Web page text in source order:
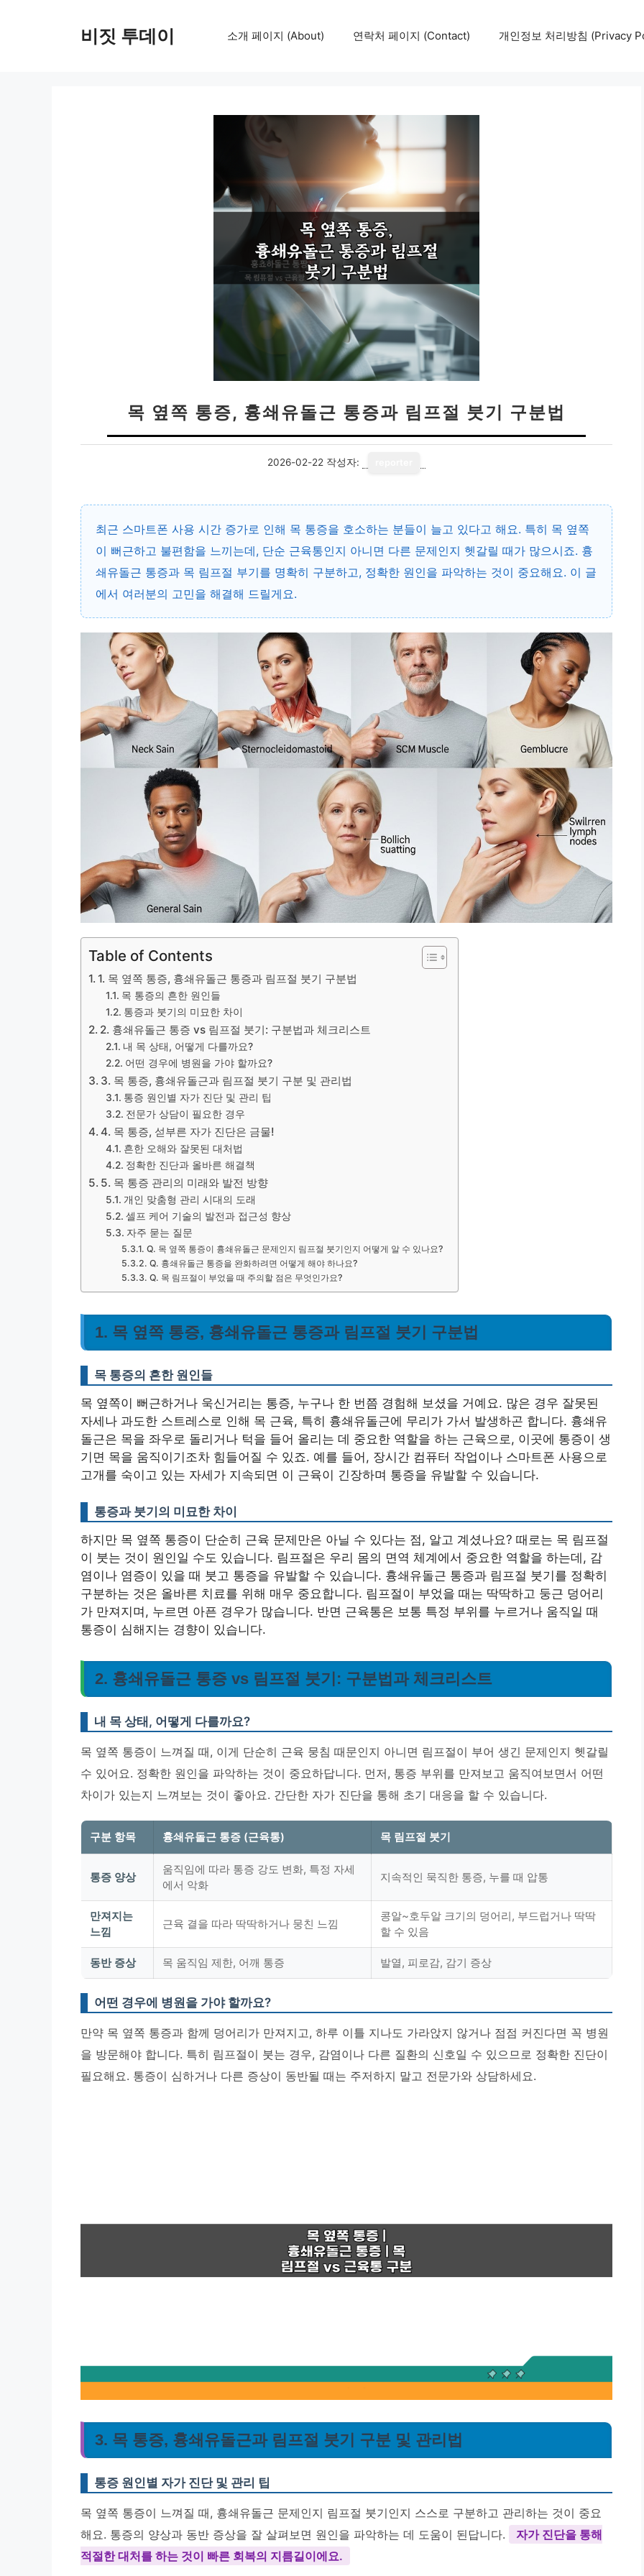
비짓 투데이 소개 페이지 (About) 연락처 페이지 (Contact) 개인정보 처리방침 (Privacy
목 옆쪽 통증, 흉쇄유돌근 통증과 림프절 붓기 구분법
2026-02-22 작성자:
최근 스마트폰 사용 시간 증가로 인해 목 통증을 호소하는 분들이 늘고 있다고 해요. 특히 목 옆쪽
이 뻐근하고 불편함을 느끼는데, 단순 근육통인지 아니면 다른 문제인지 헷갈릴 때가 많으시죠. 흉
쇄유돌근 통증과 목 림프절 부기를 명확히 구분하고, 정확한 원인을 파악하는 것이 중요해요. 이 글
에서 여러분의 고민을 해결해 드릴게요.
Table of Contents
1. 목 옆쪽 통증, 흉쇄유돌근 통증과 림프절 붓기 구분법
목 통증의 흔한 원인들
통증과 붓기의 미묘한 차이
2. 흉쇄유돌근 통증 vs 림프절 붓기: 구분법과 체크리스트
내 목 상태, 어떻게 다를까요?
어떤 경우에 병원을 가야 할까요?
3. 목 통증, 흉쇄유돌근과 림프절 붓기 구분 및 관리법
통증 원인별 자가 진단 및 관리 팁
전문가 상담이 필요한 경우
4. 목 통증, 섣부른 자가 진단은 금물!
흔한 오해와 잘못된 대처법
정확한 진단과 올바른 해결책
5. 목 통증 관리의 미래와 발전 방향
개인 맞춤형 관리 시대의 도래
셀프 케어 기술의 발전과 접근성 향상
자주 묻는 질문
Q. 목 옆쪽 통증이 흉쇄유돌근 문제인지 림프절 붓기인지 어떻게 알 수 있나요?
Q. 흉쇄유돌근 통증을 완화하려면 어떻게 해야 하나요?
Q. 목 림프절이 부었을 때 주의할 점은 무엇인가요?
1. 목 옆쪽 통증, 흉쇄유돌근 통증과 림프절 붓기 구분법
목 통증의 흔한 원인들
목 옆쪽이 뻐근하거나 욱신거리는 통증, 누구나 한 번쯤 경험해 보셨을 거예요. 많은 경우 잘못된
자세나 과도한 스트레스로 인해 목 근육, 특히 흉쇄유돌근에 무리가 가서 발생하곤 합니다. 흉쇄유
돌근은 목을 좌우로 돌리거나 턱을 들어 올리는 데 중요한 역할을 하는 근육으로, 이곳에 통증이 생
기면 목을 움직이기조차 힘들어질 수 있죠. 예를 들어, 장시간 컴퓨터 작업이나 스마트폰 사용으로
고개를 숙이고 있는 자세가 지속되면 이 근육이 긴장하며 통증을 유발할 수 있습니다.
통증과 붓기의 미묘한 차이
하지만 목 옆쪽 통증이 단순히 근육 문제만은 아닐 수 있다는 점, 알고 계셨나요? 때로는 목 림프절
이 붓는 것이 원인일 수도 있습니다. 림프절은 우리 몸의 면역 체계에서 중요한 역할을 하는데, 감
염이나 염증이 있을 때 붓고 통증을 유발할 수 있습니다. 흉쇄유돌근 통증과 림프절 붓기를 정확히
구분하는 것은 올바른 치료를 위해 매우 중요합니다. 림프절이 부었을 때는 딱딱하고 둥근 덩어리
가 만져지며, 누르면 아픈 경우가 많습니다. 반면 근육통은 보통 특정 부위를 누르거나 움직일 때
통증이 심해지는 경향이 있습니다.
2. 흉쇄유돌근 통증 vs 림프절 붓기: 구분법과 체크리스트
내 목 상태, 어떻게 다를까요?
목 옆쪽 통증이 느껴질 때, 이게 단순히 근육 뭉침 때문인지 아니면 림프절이 부어 생긴 문제인지 헷갈릴
수 있어요. 정확한 원인을 파악하는 것이 중요하답니다. 먼저, 통증 부위를 만져보고 움직여보면서 어떤
차이가 있는지 느껴보는 것이 좋아요. 간단한 자가 진단을 통해 초기 대응을 할 수 있습니다.
구분 항목 흉쇄유돌근 통증 (근육통) 목 림프절 붓기
통증 양상
움직임에 따라 통증 강도 변화, 특정 자세
에서 악화
지속적인 묵직한 통증, 누를 때 압통
만져지는
느낌
근육 결을 따라 딱딱하거나 뭉친 느낌
콩알~호두알 크기의 덩어리, 부드럽거나 딱딱
할 수 있음
동반 증상 목 움직임 제한, 어깨 통증 발열, 피로감, 감기 증상
어떤 경우에 병원을 가야 할까요?
만약 목 옆쪽 통증과 함께 덩어리가 만져지고, 하루 이틀 지나도 가라앉지 않거나 점점 커진다면 꼭 병원
을 방문해야 합니다. 특히 림프절이 붓는 경우, 감염이나 다른 질환의 신호일 수 있으므로 정확한 진단이
필요해요. 통증이 심하거나 다른 증상이 동반될 때는 주저하지 말고 전문가와 상담하세요.
3. 목 통증, 흉쇄유돌근과 림프절 붓기 구분 및 관리법
통증 원인별 자가 진단 및 관리 팁
목 옆쪽 통증이 느껴질 때, 흉쇄유돌근 문제인지 림프절 붓기인지 스스로 구분하고 관리하는 것이 중요
해요. 통증의 양상과 동반 증상을 잘 살펴보면 원인을 파악하는 데 도움이 된답니다.
자가 진단을 통해
적절한 대처를 하는 것이 빠른 회복의 지름길이에요.